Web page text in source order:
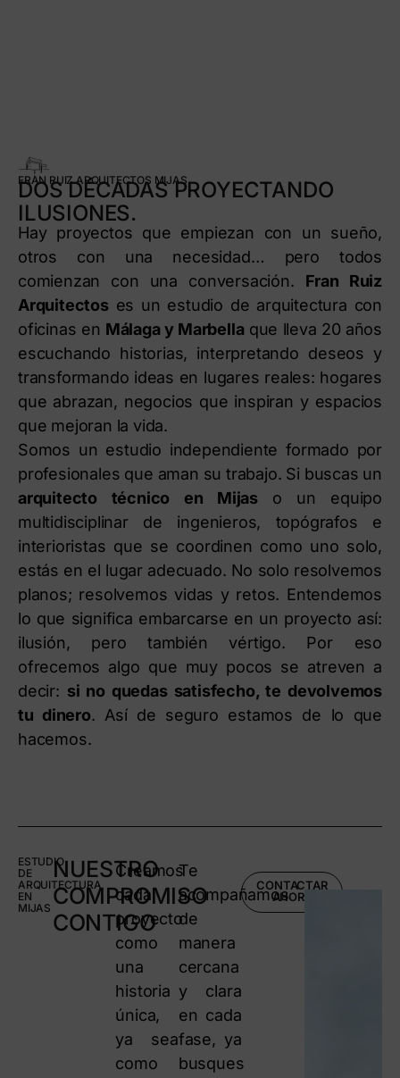
FRAN RUIZ ARQUITECTOS MIJAS
DOS DÉCADAS PROYECTANDO
ILUSIONES.
Hay proyectos que empiezan con un sueño,
otros con una necesidad… pero todos
comienzan con una conversación. Fran Ruiz
Arquitectoses un estudio de arquitectura con
oficinas en Málaga y Marbellaque lleva 20 años
escuchando historias, interpretando deseos y
transformando ideas en lugares reales: hogares
que abrazan, negocios que inspiran y espacios
que mejoran la vida.
Somos un estudio independiente formado por
profesionales que aman su trabajo. Si buscas un
arquitecto técnico en Mijas o un equipo
multidisciplinar de ingenieros, topógrafos e
interioristas que se coordinen como uno solo,
estás en el lugar adecuado. No solo resolvemos
planos; resolvemos vidas y retos. Entendemos
lo que significa embarcarse en un proyecto así:
ilusión, pero también vértigo. Por eso
ofrecemos algo que muy pocos se atreven a
decir: si no quedas satisfecho, te devolvemos
tu dinero. Así de seguro estamos de lo que
hacemos.
ESTUDIO
DE
ARQUITECTURA
EN
MIJAS
NUESTRO
COMPROMISO
CONTIGO
Creamos
cada
proyecto
como
una
historia
única,
ya sea
como
Te
acompañamos
de
manera
cercana
y clara
en cada
fase, ya
busques
CONTACTAR
AHORA